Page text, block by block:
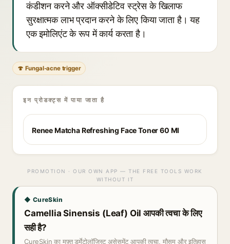
कंडीशन करने और ऑक्सीडेटिव स्ट्रेस के खिलाफ
सुरक्षात्मक लाभ प्रदान करने के लिए किया जाता है। यह
एक इमोलिएंट के रूप में कार्य करता है।
🍄 Fungal-acne trigger
इन प्रोडक्ट्स में पाया जाता है
Renee Matcha Refreshing Face Toner 60 Ml
PROMOTION · OUR OWN APP — THE FREE TOOLS WORK
WITHOUT IT
◆ CureSkin
Camellia Sinensis (Leaf) Oil आपकी त्वचा के लिए
सही है?
CureSkin का मुफ़्त डर्मेटोलॉजिस्ट असेसमेंट आपकी त्वचा, मौसम और इतिहास